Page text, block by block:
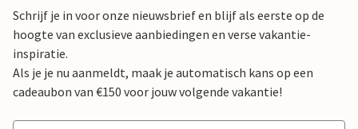
Schrijf je in voor onze nieuwsbrief en blijf als eerste op de
hoogte van exclusieve aanbiedingen en verse vakantie-
inspiratie.
Als je je nu aanmeldt, maak je automatisch kans op een
cadeaubon van €150 voor jouw volgende vakantie!